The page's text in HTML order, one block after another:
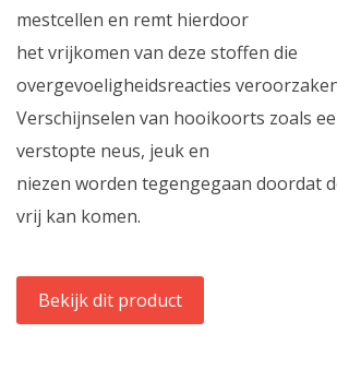
mestcellen en remt hierdoor
het vrijkomen van deze stoffen die
overgevoeligheidsreacties
Verschijnselen van hooikoorts zoals
verstopte neus, jeuk en
niezen worden tegengegaan doordat
vrij kan komen.
Bekijk dit product